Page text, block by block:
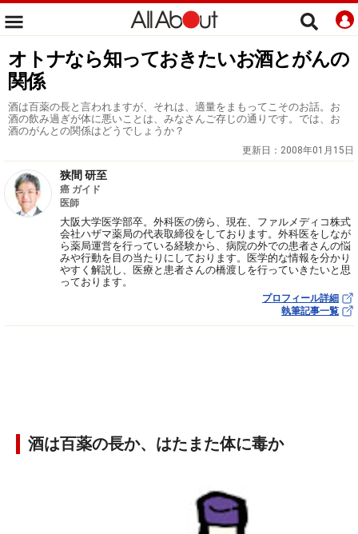
オトナなら知っておきたいお酒とがんの
関係
酒は百薬の長と言われますが、それは、適量をまもってこそのお話。お
酒の飲み過ぎが体に悪いことは、みなさんご存じの通りです。では、お
酒のがんとの関係はどうでしょうか？
更新日： 2008年01月15日
狭間 研至
癌 ガイド
医師
大阪大学医学部卒。外科医の傍ら、現在、ファルメディコ株式
会社ハザマ薬局の代表取締役をしております。外科医をしなが
ら薬局運営を行っている経験から、病院の外での患者さんの悩
みや行動を目の当たりにしております。医学的な情報を分かり
やすく解説し、医療と患者さんの橋渡しを行っていきたいと思
っております。
プロフィール詳細
執筆記事一覧
酒は百薬の長か、はたまた体に毒か